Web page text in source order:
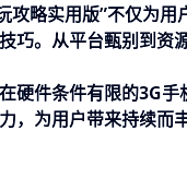
略实用版”不仅为
巧。从平台甄别到资
硬件条件有限的3G
为用户带来持续而